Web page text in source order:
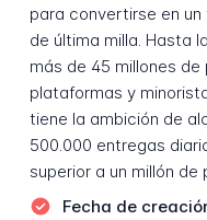
para convertirse en
de última milla. Hasta
más de 45 millones
plataformas y
tiene la ambición de
500.000 entregas
superior a un millón
Fecha de